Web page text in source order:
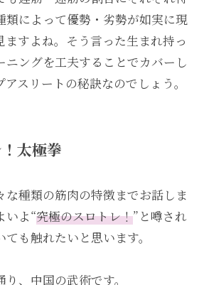
類によって優勢・劣勢が如実に現
ますよね。そう言った生まれ持っ
ニングを工夫することでカバーし
スリートの秘訣なのでしょう。
太極拳
な種類の筋肉の特徴までお話しま
いよ“究極のスロトレ！”と噂され
も触れたいと思います。
、中国の武術です。